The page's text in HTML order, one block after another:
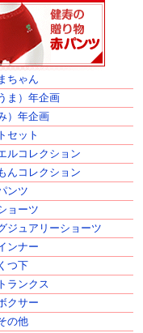
ちゃん
ま）年企画
）年企画
セット
ルコレクション
んコレクション
ンツ
ョーツ
ジュアリーショーツ
ンナー
つ下
ランクス
クサー
の他